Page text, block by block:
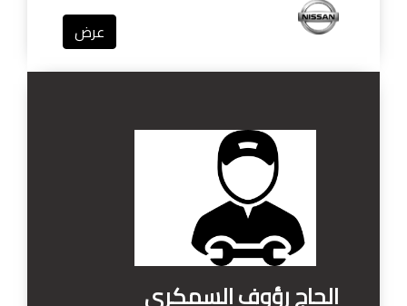
عرض
الحاج رؤوف السمكري